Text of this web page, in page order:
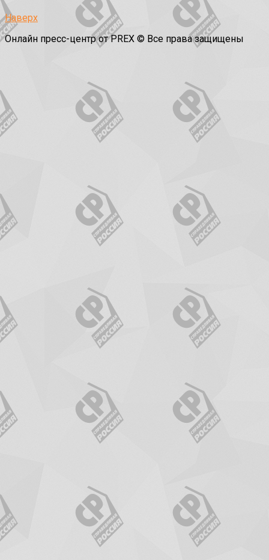
Наверх
Онлайн пресс-центр от PREX © Все права защищены